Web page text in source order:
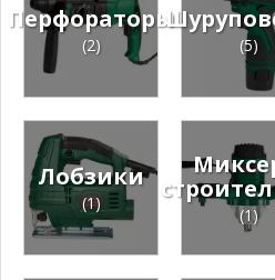
Перфораторы
(2) (5)
Лобзики
(1)
(1)